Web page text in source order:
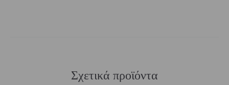
Σχετικά προϊόντα